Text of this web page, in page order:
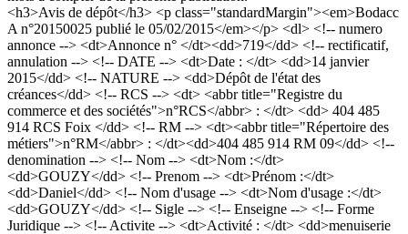
<h3>Avis de dépôt</h3> <p class="standardMargin"><em>Bodacc
A n°20150025 publié le 05/02/2015</em></p> <dl> <!-- numero
annonce --> <dt>Annonce n° </dt><dd>719</dd> <!-- rectificatif,
annulation --> <!-- DATE --> <dt>Date : </dt> <dd>14 janvier
2015</dd> <!-- NATURE --> <dd>Dépôt de l'état des
créances</dd> <!-- RCS --> <dt> <abbr title="Registre du
commerce et des sociétés">n°RCS</abbr> : </dt> <dd> 404 485
914 RCS Foix </dd> <!-- RM --> <dt><abbr title="Répertoire des
métiers">n°RM</abbr> : </dt><dd>404 485 914 RM 09</dd> <!--
denomination --> <!-- Nom --> <dt>Nom :</dt>
<dd>GOUZY</dd> <!-- Prenom --> <dt>Prénom :</dt>
<dd>Daniel</dd> <!-- Nom d'usage --> <dt>Nom d'usage :</dt>
<dd>GOUZY</dd> <!-- Sigle --> <!-- Enseigne --> <!-- Forme
Juridique --> <!-- Activite --> <dt>Activité : </dt> <dd>menuiserie